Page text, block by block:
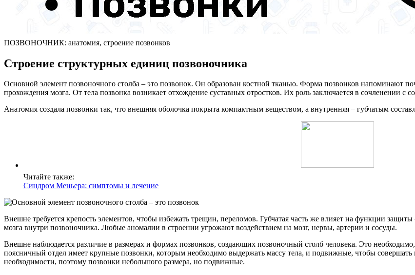
ПОЗВОНОЧНИК: анатомия, строение позвонков
Строение структурных единиц позвоночника
Основной элемент позвоночного столба – это позвонок. Он образован костной тканью. Форма позвонков напоминают
прохождения мозга. От тела позвонка возникает отхождение суставных отростков. Их роль заключается в сочленении с
Анатомия создала позвонки так, что внешняя оболочка покрыта компактным веществом, а внутренняя – губчатым
Читайте также:
Синдром Меньера: симптомы и лечение
Внешне требуется крепость элементов, чтобы избежать трещин, переломов. Губчатая часть же влияет на функции защиты
мозга внутри позвоночника. Любые аномалии в строении угрожают воздействием на мозг, нервы, артерии и сосуды.
Внешне наблюдается различие в размерах и формах позвонков, создающих позвоночный столб человека. Это
поясничный отдел имеет крупные позвонки, которым необходимо выдержать массу тела, и подвижные, чтобы совершать
необходимости, поэтому позвонки небольшого размера, но подвижные.